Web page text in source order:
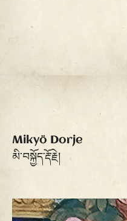
Mikyö Dorje
མི་བསྐྱོད་རྡོ་རྗེ།